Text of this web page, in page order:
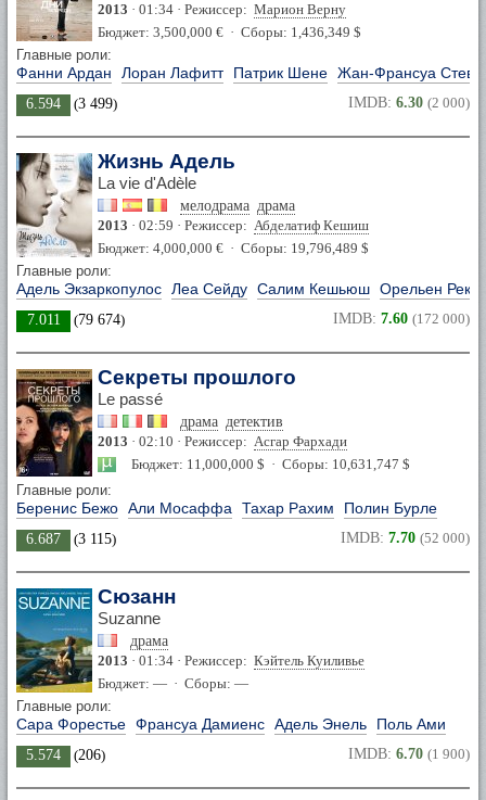
2013 · 01:34 · Режиссер: Марион Верну
Бюджет: 3,500,000 € · Сборы: 1,436,349 $
Главные роли:
Фанни Ардан Лоран Лафитт Патрик Шене Жан-Франсуа
6.594 (3 499) IMDB: 6.30 (2 000)
Жизнь Адель
La vie d'Adèle
мелодрама драма
2013 · 02:59 · Режиссер: Абделатиф Кешиш
Бюджет: 4,000,000 € · Сборы: 19,796,489 $
Главные роли:
Адель Экзаркопулос Леа Сейду Салим Кешьюш Орельен
7.011 (79 674) IMDB: 7.60 (172 000)
Секреты прошлого
Le passé
драма детектив
2013 · 02:10 · Режиссер: Асгар Фархади
Бюджет: 11,000,000 $ · Сборы: 10,631,747 $
Главные роли:
Беренис Бежо Али Мосаффа Тахар Рахим Полин Бурле
6.687 (3 115) IMDB: 7.70 (52 000)
Сюзанн
Suzanne
драма
2013 · 01:34 · Режиссер: Кэйтель Куиливье
Бюджет: — · Сборы: —
Главные роли:
Сара Форестье Франсуа Дамиенс Адель Энель Поль Ами
5.574 (206) IMDB: 6.70 (1 900)